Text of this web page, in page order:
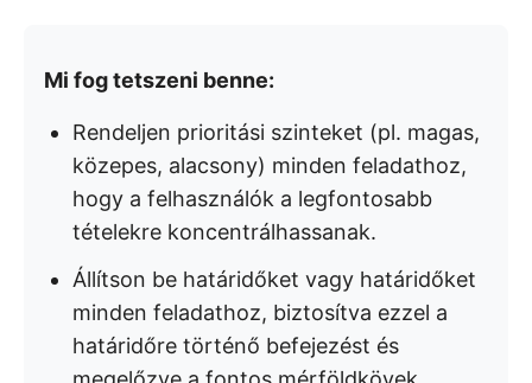
Mi fog tetszeni benne:
Rendeljen prioritási szinteket (pl. magas,
közepes, alacsony) minden feladathoz,
hogy a felhasználók a legfontosabb
tételekre koncentrálhassanak.
Állítson be határidőket vagy határidőket
minden feladathoz, biztosítva ezzel a
határidőre történő befejezést és